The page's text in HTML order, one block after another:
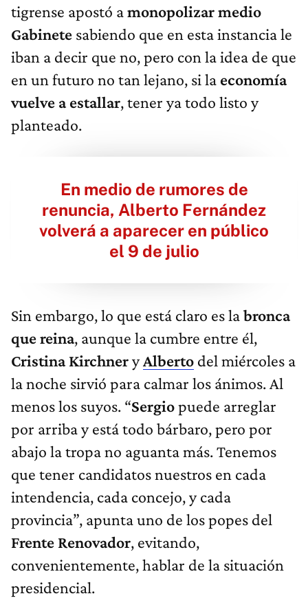
tigrense apostó amonopolizar medio
Gabinete sabiendo que en esta instancia le
iban a decir que no, pero con la idea de que
en un futuro no tan lejano, si la economía
vuelve a estallar, tener ya todo listo y
planteado.
En medio de rumores de
renuncia, Alberto Fernández
volverá a aparecer en público
el 9 de julio
Sin embargo, lo que está claro es labronca
que reina, aunque la cumbre entre él,
Cristina KirchneryAlberto del miércoles a
la noche sirvió para calmar los ánimos. Al
menos los suyos. “Sergiopuede arreglar
por arriba y está todo bárbaro, pero por
abajo la tropa no aguanta más. Tenemos
que tener candidatos nuestros en cada
intendencia, cada concejo, y cada
provincia”, apunta uno de los popes del
Frente Renovador, evitando,
convenientemente, hablar de la situación
presidencial.